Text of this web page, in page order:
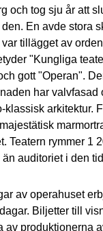
och tog sju år att
En avde stora
tillägget av
"Kungliga
gott "Operan".
har valvfasad
klassisk arkitektur.
Teatern rymmer 1
auditoriet i den
av operahuset
Biljetter till
av produktionerna